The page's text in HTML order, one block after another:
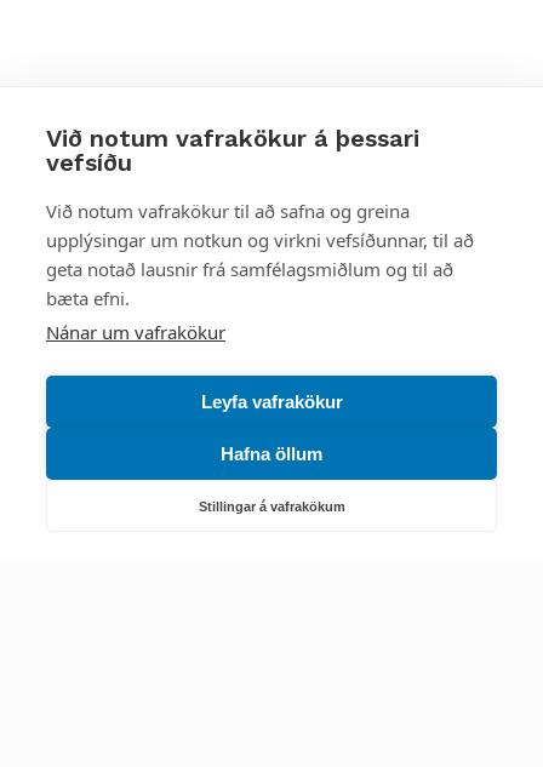
Við notum vafrakökur á þessari
vefsíðu
Við notum vafrakökur til að safna og greina
upplýsingar um notkun og virkni vefsíðunnar, til að
geta notað lausnir frá samfélagsmiðlum og til að
bæta efni.
Nánar um vafrakökur
Leyfa vafrakökur
Hafna öllum
Stillingar á vafrakökum
Styttu þér leið
Mest skoðað
Starfsstöðvar
Náttúruverndarstofnun
Veiðimál, friðlýst svæði, landvarsla og náttúruvernd